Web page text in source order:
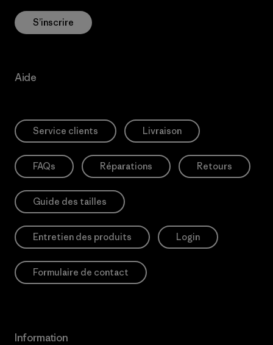
S’inscrire
Aide
Service clients Livraison
FAQs Réparations Retours
Guide des tailles
Entretien des produits Login
Formulaire de contact
Information